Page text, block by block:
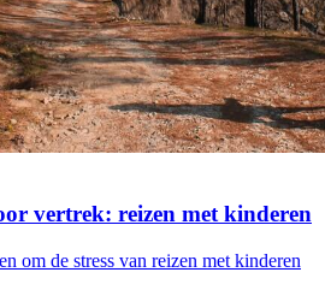
vertrek: reizen met kinderen
om de stress van reizen met kinderen